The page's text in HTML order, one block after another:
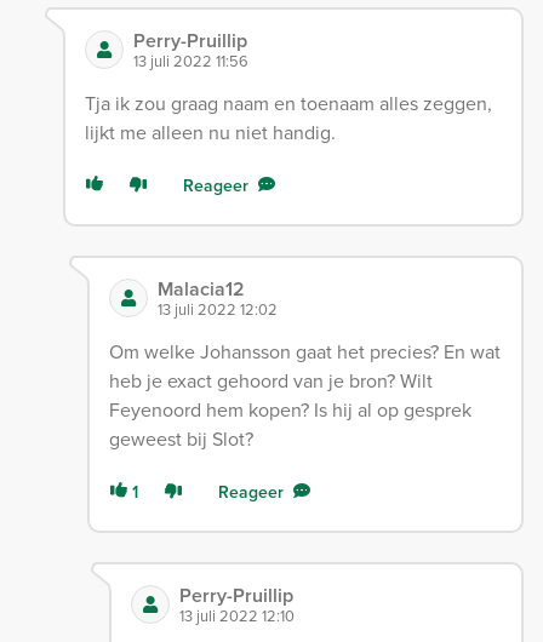
Perry-Pruillip
13 juli 2022 11:56
Tja ik zou graag naam en toenaam alles zeggen,
lijkt me alleen nu niet handig.
Reageer
Malacia12
13 juli 2022 12:02
Om welke Johansson gaat het precies? En wat
heb je exact gehoord van je bron? Wilt
Feyenoord hem kopen? Is hij al op gesprek
geweest bij Slot?
1 Reageer
Perry-Pruillip
13 juli 2022 12:10